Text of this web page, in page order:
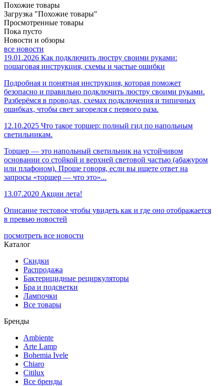
Похожие товары
Загрузка "Похожие товары"
Просмотренные товары
Пока пусто
Новости и обзоры
все новости
19.01.2026 Как подключить люстру своими руками:
пошаговая инструкция, схемы и частые ошибки
Подробная и понятная инструкция, которая поможет
безопасно и правильно подключить люстру своими руками.
Разберёмся в проводах, схемах подключения и типичных
ошибках, чтобы свет загорелся с первого раза.
12.10.2025 Что такое торшер: полный гид по напольным
светильникам.
Торшер — это напольный светильник на устойчивом
основании со стойкой и верхней световой частью (абажуром
или плафоном). Проще говоря, если вы ищете ответ на
запросы «торшер — что это»...
13.07.2020 Акции лета!
Описание тестовое чтобы увидеть как и где оно отображается
в превью новостей
посмотреть все новости
Каталог
Скидки
Распродажа
Бактерицидные рециркуляторы
Бра и подсветки
Лампочки
Все товары
Бренды
Ambiente
Arte Lamp
Bohemia Ivele
Chiaro
Citilux
Все бренды